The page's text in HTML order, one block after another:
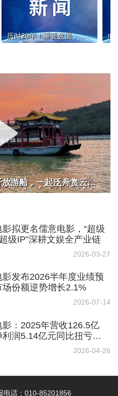
历时20年！重要数据，重磅发布！与你有关→
北京多家市属公园延时开放游船，一起泛舟赏云霞！
拟更名儒意电影，“超级
级IP”深耕文娱全产业链
2026-03-27
影发布2026半年度业绩预
场份额逆势增长2.1%
2026-07-14
影：2025年营收126.5亿
利润5.14亿元同比扭亏为
2026-04-26
电话：010-85201856